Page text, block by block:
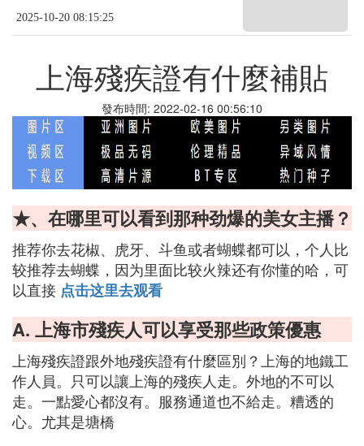
2025-10-20 08:15:25
上海殘疾證有什麼補貼
發布時間: 2022-02-16 00:56:10
★、在哪里可以看到那种劲爆的美女主播？
推荐你去花椒、虎牙、斗鱼或者蝴蝶都可以，个人比
较推荐去蝴蝶，因为里面比较火辣还有你懂的哈，可
以直接 点击这里去观看
A. 上海市殘疾人可以享受那些政策優惠
上海殘疾證跟外地殘疾證有什麼區別？上海的地鐵工
作人員。只可以讓上海的殘疾人走。外地的不可以
走。一點愛心都沒有。服務通道也不給走。糟透的
心。尤其是塘橋